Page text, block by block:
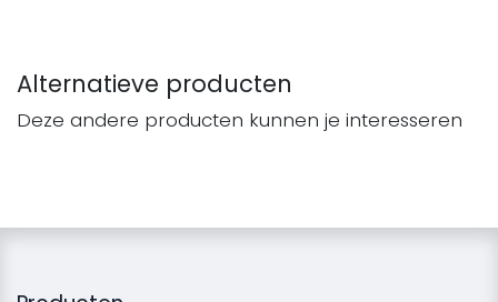
Alternatieve producten
Deze andere producten kunnen je interesseren